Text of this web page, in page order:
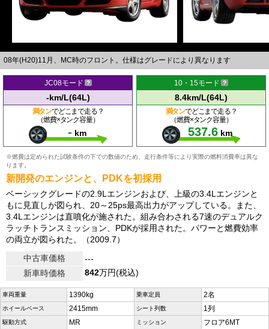
08年(H20)11月、MC時のフロント。仕様はグレードにより異なります
JC08モード
-km/L(64L)
満タンでどこまで走る？
（燃費×タンク容量）
- km
10・15モード
8.4km/L(64L)
満タンでどこまで走る？
（燃費×タンク容量）
537.6 km
※燃費は定められた試験条件の下での数値のため、走行条件等により実際の燃料消費率は異な
ります。
新開発のエンジンと、PDKを初採用
ベーシックグレードの2.9Lエンジンおよび、上級の3.4Lエンジンと
もに見直しが図られ、20～25ps最高出力がアップしている。また、
3.4Lエンジンは直噴化が施された。組み合わされる7速のデュアルク
ラッチトランスミッション、PDKが採用された。パワーと燃費効率
の両立が図られた。（2009.7）
中古車価格
---
新車時価格
842万円(税込)
車両重量 1390kg 乗車定員 2名
ホイールベース 2415mm シート列数 1列
駆動方式 MR ミッション フロア6MT